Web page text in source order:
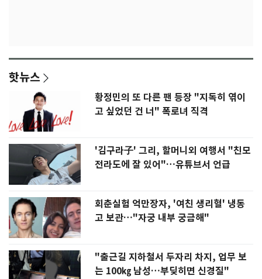
핫뉴스
황정민의 또 다른 팬 등장 "지독히 엮이
고 싶었던 건 너" 폭로녀 직격
'김구라子' 그리, 할머니외 여행서 "친모
전라도에 잘 있어"…유튜브서 언급
회춘실험 억만장자, '여친 생리혈' 냉동
고 보관…"자궁 내부 궁금해"
"출근길 지하철서 두자리 차지, 업무 보
는 100㎏ 남성…부딪히면 신경질"